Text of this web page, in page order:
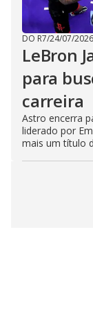
DO R7/24/07/2026
LeBron
para
carreira
Astro encerra
liderado por
mais um título